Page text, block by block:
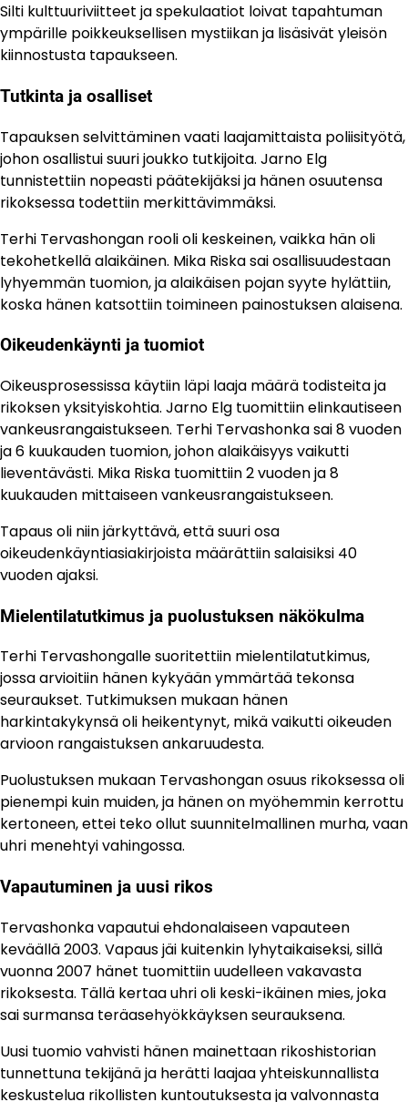
Silti kulttuuriviitteet ja spekulaatiot loivat tapahtuman
ympärille poikkeuksellisen mystiikan ja lisäsivät yleisön
kiinnostusta tapaukseen.
Tutkinta ja osalliset
Tapauksen selvittäminen vaati laajamittaista poliisityötä,
johon osallistui suuri joukko tutkijoita. Jarno Elg
tunnistettiin nopeasti päätekijäksi ja hänen osuutensa
rikoksessa todettiin merkittävimmäksi.
Terhi Tervashongan rooli oli keskeinen, vaikka hän oli
tekohetkellä alaikäinen. Mika Riska sai osallisuudestaan
lyhyemmän tuomion, ja alaikäisen pojan syyte hylättiin,
koska hänen katsottiin toimineen painostuksen alaisena.
Oikeudenkäynti ja tuomiot
Oikeusprosessissa käytiin läpi laaja määrä todisteita ja
rikoksen yksityiskohtia. Jarno Elg tuomittiin elinkautiseen
vankeusrangaistukseen. Terhi Tervashonka sai 8 vuoden
ja 6 kuukauden tuomion, johon alaikäisyys vaikutti
lieventävästi. Mika Riska tuomittiin 2 vuoden ja 8
kuukauden mittaiseen vankeusrangaistukseen.
Tapaus oli niin järkyttävä, että suuri osa
oikeudenkäyntiasiakirjoista määrättiin salaisiksi 40
vuoden ajaksi.
Mielentilatutkimus ja puolustuksen näkökulma
Terhi Tervashongalle suoritettiin mielentilatutkimus,
jossa arvioitiin hänen kykyään ymmärtää tekonsa
seuraukset. Tutkimuksen mukaan hänen
harkintakykynsä oli heikentynyt, mikä vaikutti oikeuden
arvioon rangaistuksen ankaruudesta.
Puolustuksen mukaan Tervashongan osuus rikoksessa oli
pienempi kuin muiden, ja hänen on myöhemmin kerrottu
kertoneen, ettei teko ollut suunnitelmallinen murha, vaan
uhri menehtyi vahingossa.
Vapautuminen ja uusi rikos
Tervashonka vapautui ehdonalaiseen vapauteen
keväällä 2003. Vapaus jäi kuitenkin lyhytaikaiseksi, sillä
vuonna 2007 hänet tuomittiin uudelleen vakavasta
rikoksesta. Tällä kertaa uhri oli keski-ikäinen mies, joka
sai surmansa teräasehyökkäyksen seurauksena.
Uusi tuomio vahvisti hänen mainettaan rikoshistorian
tunnettuna tekijänä ja herätti laajaa yhteiskunnallista
keskustelua rikollisten kuntoutuksesta ja valvonnasta